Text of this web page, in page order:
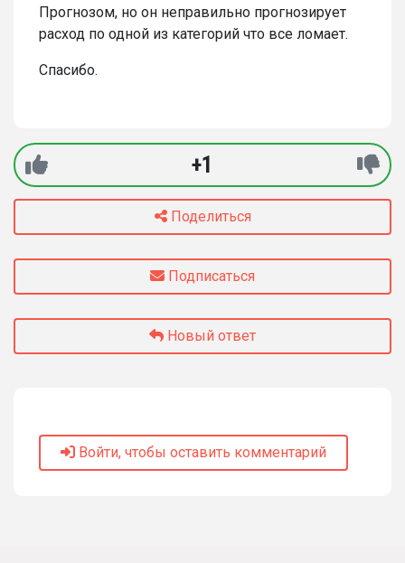
Прогнозом, но он неправильно прогнозирует
расход по одной из категорий что все ломает.
Спасибо.
+1
Поделиться
Подписаться
Новый ответ
Войти, чтобы оставить комментарий